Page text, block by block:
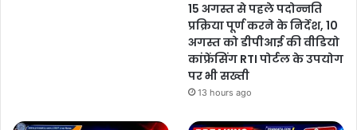
15 अगस्त से पहले पदोन्नति
प्रक्रिया पूर्ण करने के निर्देश, 10
अगस्त को डीपीआई की वीडियो
कांफ्रेंसिंग RTI पोर्टल के उपयोग
पर भी सख्ती
13 hours ago